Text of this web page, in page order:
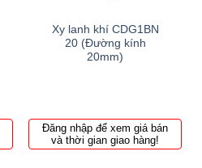
Xy lanh khí CDG1BN
20 (Đường kính
20mm)
Đăng nhập để xem giá bán
và thời gian giao hàng!